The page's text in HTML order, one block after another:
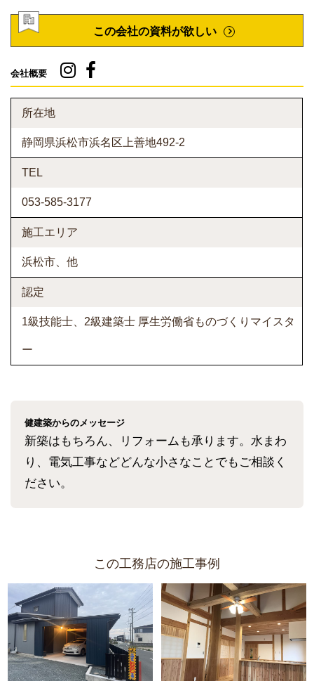
この会社の資料が欲しい
会社概要
所在地
静岡県浜松市浜名区上善地492-2
TEL
053-585-3177
施工エリア
浜松市、他
認定
1級技能士、2級建築士 厚生労働省ものづくりマイスタ
ー
健建築からのメッセージ
新築はもちろん、リフォームも承ります。水まわ
り、電気工事などどんな小さなことでもご相談く
ださい。
この工務店の施工事例